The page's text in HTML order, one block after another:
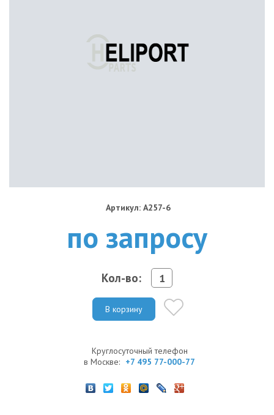
Артикул: A257-6
по запросу
Кол-во:
В корзину
Круглосуточный телефон
в Москве: +7 495 77-000-77